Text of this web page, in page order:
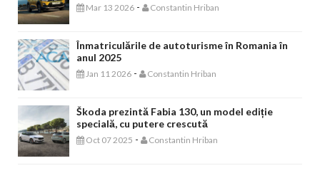
Mar 13 2026 - Constantin Hriban
Înmatriculările de autoturisme în Romania în
anul 2025
Jan 11 2026 - Constantin Hriban
Škoda prezintă Fabia 130, un model ediție
specială, cu putere crescută
Oct 07 2025 - Constantin Hriban